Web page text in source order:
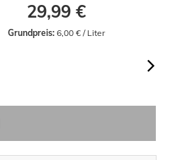
29,99 €
Grundpreis: 6,00 € / Liter